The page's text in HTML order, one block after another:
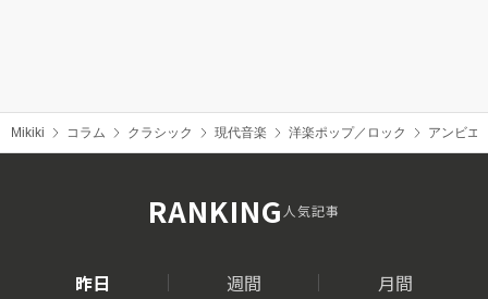
Mikiki コラム クラシック 現代音楽 洋楽ポップ／ロック アンビエ
RANKING人気記事
昨日 週間 月間